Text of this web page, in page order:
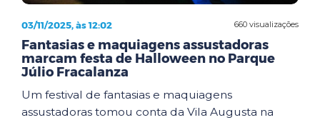
660 visualizações
03/11/2025, às 12:02
Fantasias e maquiagens assustadoras
marcam festa de Halloween no Parque
Júlio Fracalanza
Um festival de fantasias e maquiagens
assustadoras tomou conta da Vila Augusta na